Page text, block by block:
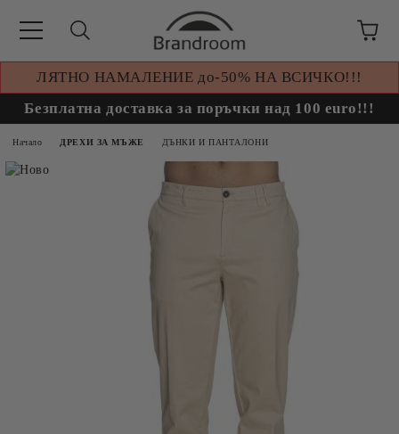
ЛЯТНО НАМАЛЕНИЕ до-50% НА ВСИЧКО!!!
Безплатна доставка за поръчки над 100 euro!!!
Начало ДРЕХИ ЗА МЪЖЕ ДЪНКИ И ПАНТАЛОНИ